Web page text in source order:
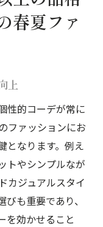
ックなコーデ
かす2025年の
魅せる技
夫
ュアルスタイ
たせる
的に使う
春夏ファ
上
性的コーデが常に
ファッションにお
となります。例え
トやシンプルなが
カジュアルスタイ
も重要であり、
を効かせること